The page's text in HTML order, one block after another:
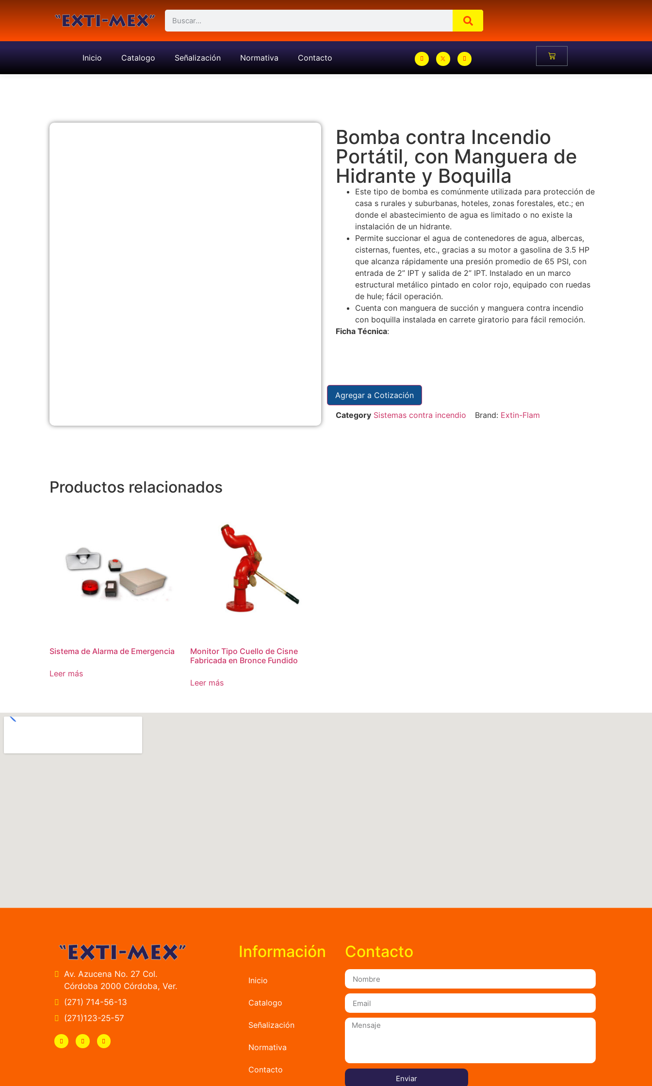
Inicio Catalogo Señalización Normativa Contacto
Bomba contra Incendio
Portátil, con Manguera de
Hidrante y Boquilla
Este tipo de bomba es comúnmente utilizada para protección de
casa s rurales y suburbanas, hoteles, zonas forestales, etc.; en
donde el abastecimiento de agua es limitado o no existe la
instalación de un hidrante.
Permite succionar el agua de contenedores de agua, albercas,
cisternas, fuentes, etc., gracias a su motor a gasolina de 3.5 HP
que alcanza rápidamente una presión promedio de 65 PSI, con
entrada de 2” IPT y salida de 2” IPT. Instalado en un marco
estructural metálico pintado en color rojo, equipado con ruedas
de hule; fácil operación.
Cuenta con manguera de succión y manguera contra incendio
con boquilla instalada en carrete giratorio para fácil remoción.
Ficha Técnica:
Agregar a Cotización
Category Sistemas contra incendio Brand: Extin-Flam
Productos relacionados
Sistema de Alarma de Emergencia
Leer más
Monitor Tipo Cuello de Cisne
Fabricada en Bronce Fundido
Leer más
Av. Azucena No. 27 Col.
Córdoba 2000 Córdoba, Ver.
(271) 714-56-13
(271)123-25-57
Información
Inicio
Catalogo
Señalización
Normativa
Contacto
Contacto
Enviar